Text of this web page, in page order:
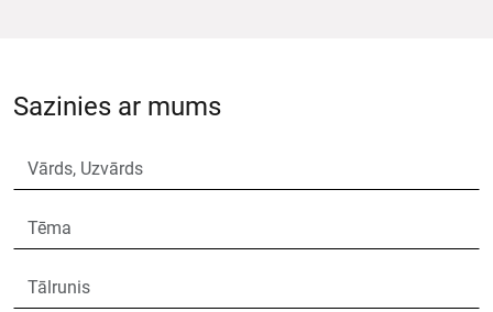
Sazinies ar mums